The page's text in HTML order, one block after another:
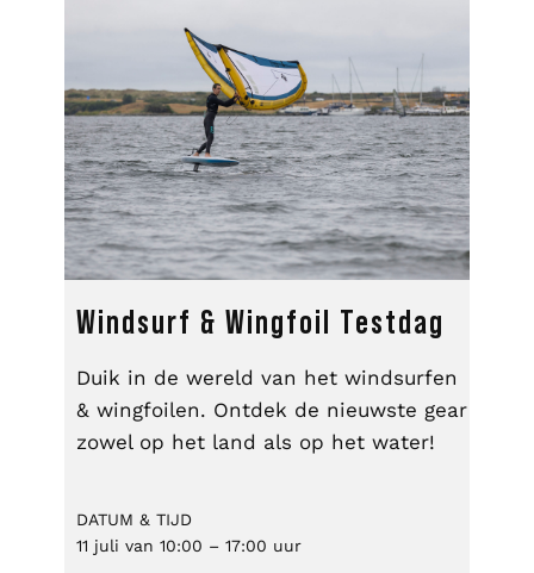
Windsurf & Wingfoil Testdag
Duik in de wereld van het windsurfen
& wingfoilen. Ontdek de nieuwste gear
zowel op het land als op het water!
DATUM & TIJD
11 juli van 10:00 – 17:00 uur